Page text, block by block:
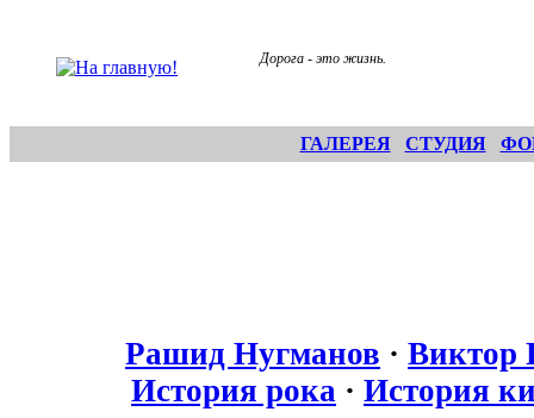
Дорога - это жизнь.
ГАЛЕРЕЯ СТУДИЯ
Рашид Нугманов · Виктор
История рока · История